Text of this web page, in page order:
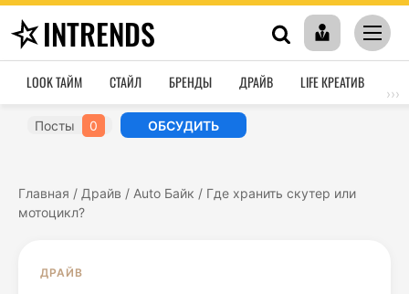
INTRENDS
LOOK ТАЙМ СТАЙЛ БРЕНДЫ ДРАЙВ LIFE КРЕАТИВ
›››
Посты 0 ОБСУДИТЬ
Главная / Драйв / Auto Байк / Где хранить скутер или
мотоцикл?
ДРАЙВ